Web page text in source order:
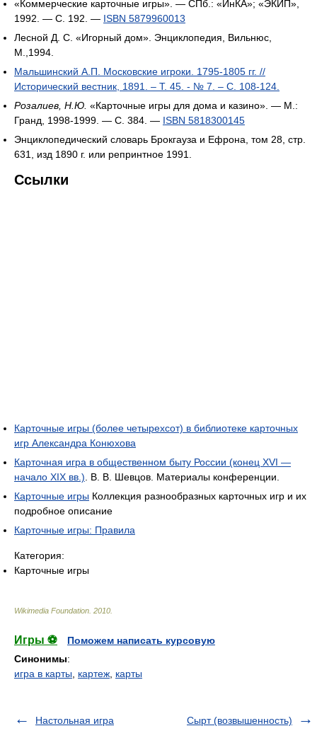
«Коммерческие карточные игры». — СПб.: «ИнКА»; «ЭКИП»,
1992. — С. 192. — ISBN 5879960013
Лесной Д. С. «Игорный дом». Энциклопедия, Вильнюс,
М.,1994.
Мальшинский А.П. Московские игроки. 1795-1805 гг. //
Исторический вестник, 1891. – Т. 45. - № 7. – С. 108-124.
Розалиев, Н.Ю. «Карточные игры для дома и казино». — М.:
Гранд, 1998-1999. — С. 384. — ISBN 5818300145
Энциклопедический словарь Брокгауза и Ефрона, том 28, стр.
631, изд 1890 г. или репринтное 1991.
Ссылки
Карточные игры (более четырехсот) в библиотеке карточных
игр Александра Конюхова
Карточная игра в общественном быту России (конец XVI —
начало XIX вв.) . В. В. Шевцов. Материалы конференции.
Карточные игры Коллекция разнообразных карточных игр и их
подробное описание
Карточные игры: Правила
Категория:
Карточные игры
Wikimedia Foundation 2010
Игры ⚽
Поможем написать курсовую
Синонимы:
игра в карты
картеж карты
Настольная игра Сырт (возвышенность)